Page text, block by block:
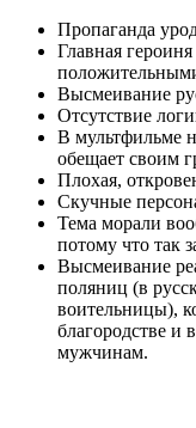
Пропаганда
Главная
Высмеивание
Отсутствие
В мультфильме
обещает своим
Плохая,
Скучные
Тема морали
потому что так
Высмеивание
поляниц (в
воительницы),
благородстве и
мужчинам.